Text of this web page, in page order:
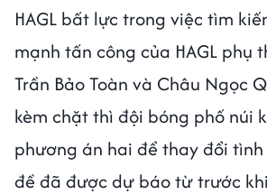
HAGL bất lực trong việc tìm
mạnh tấn công của HAGL phụ
Trần Bảo Toàn và Châu Ngọc
kèm chặt thì đội bóng phố núi
phương án hai để thay đổi
đề đã được dự báo từ trước khi